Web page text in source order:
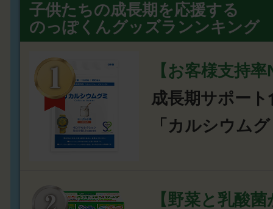
子供たちの成長期を応援する
のっぽくんグッズランンキング
【お客様支持
成長期サポート
「カルシウム
【野菜と乳酸